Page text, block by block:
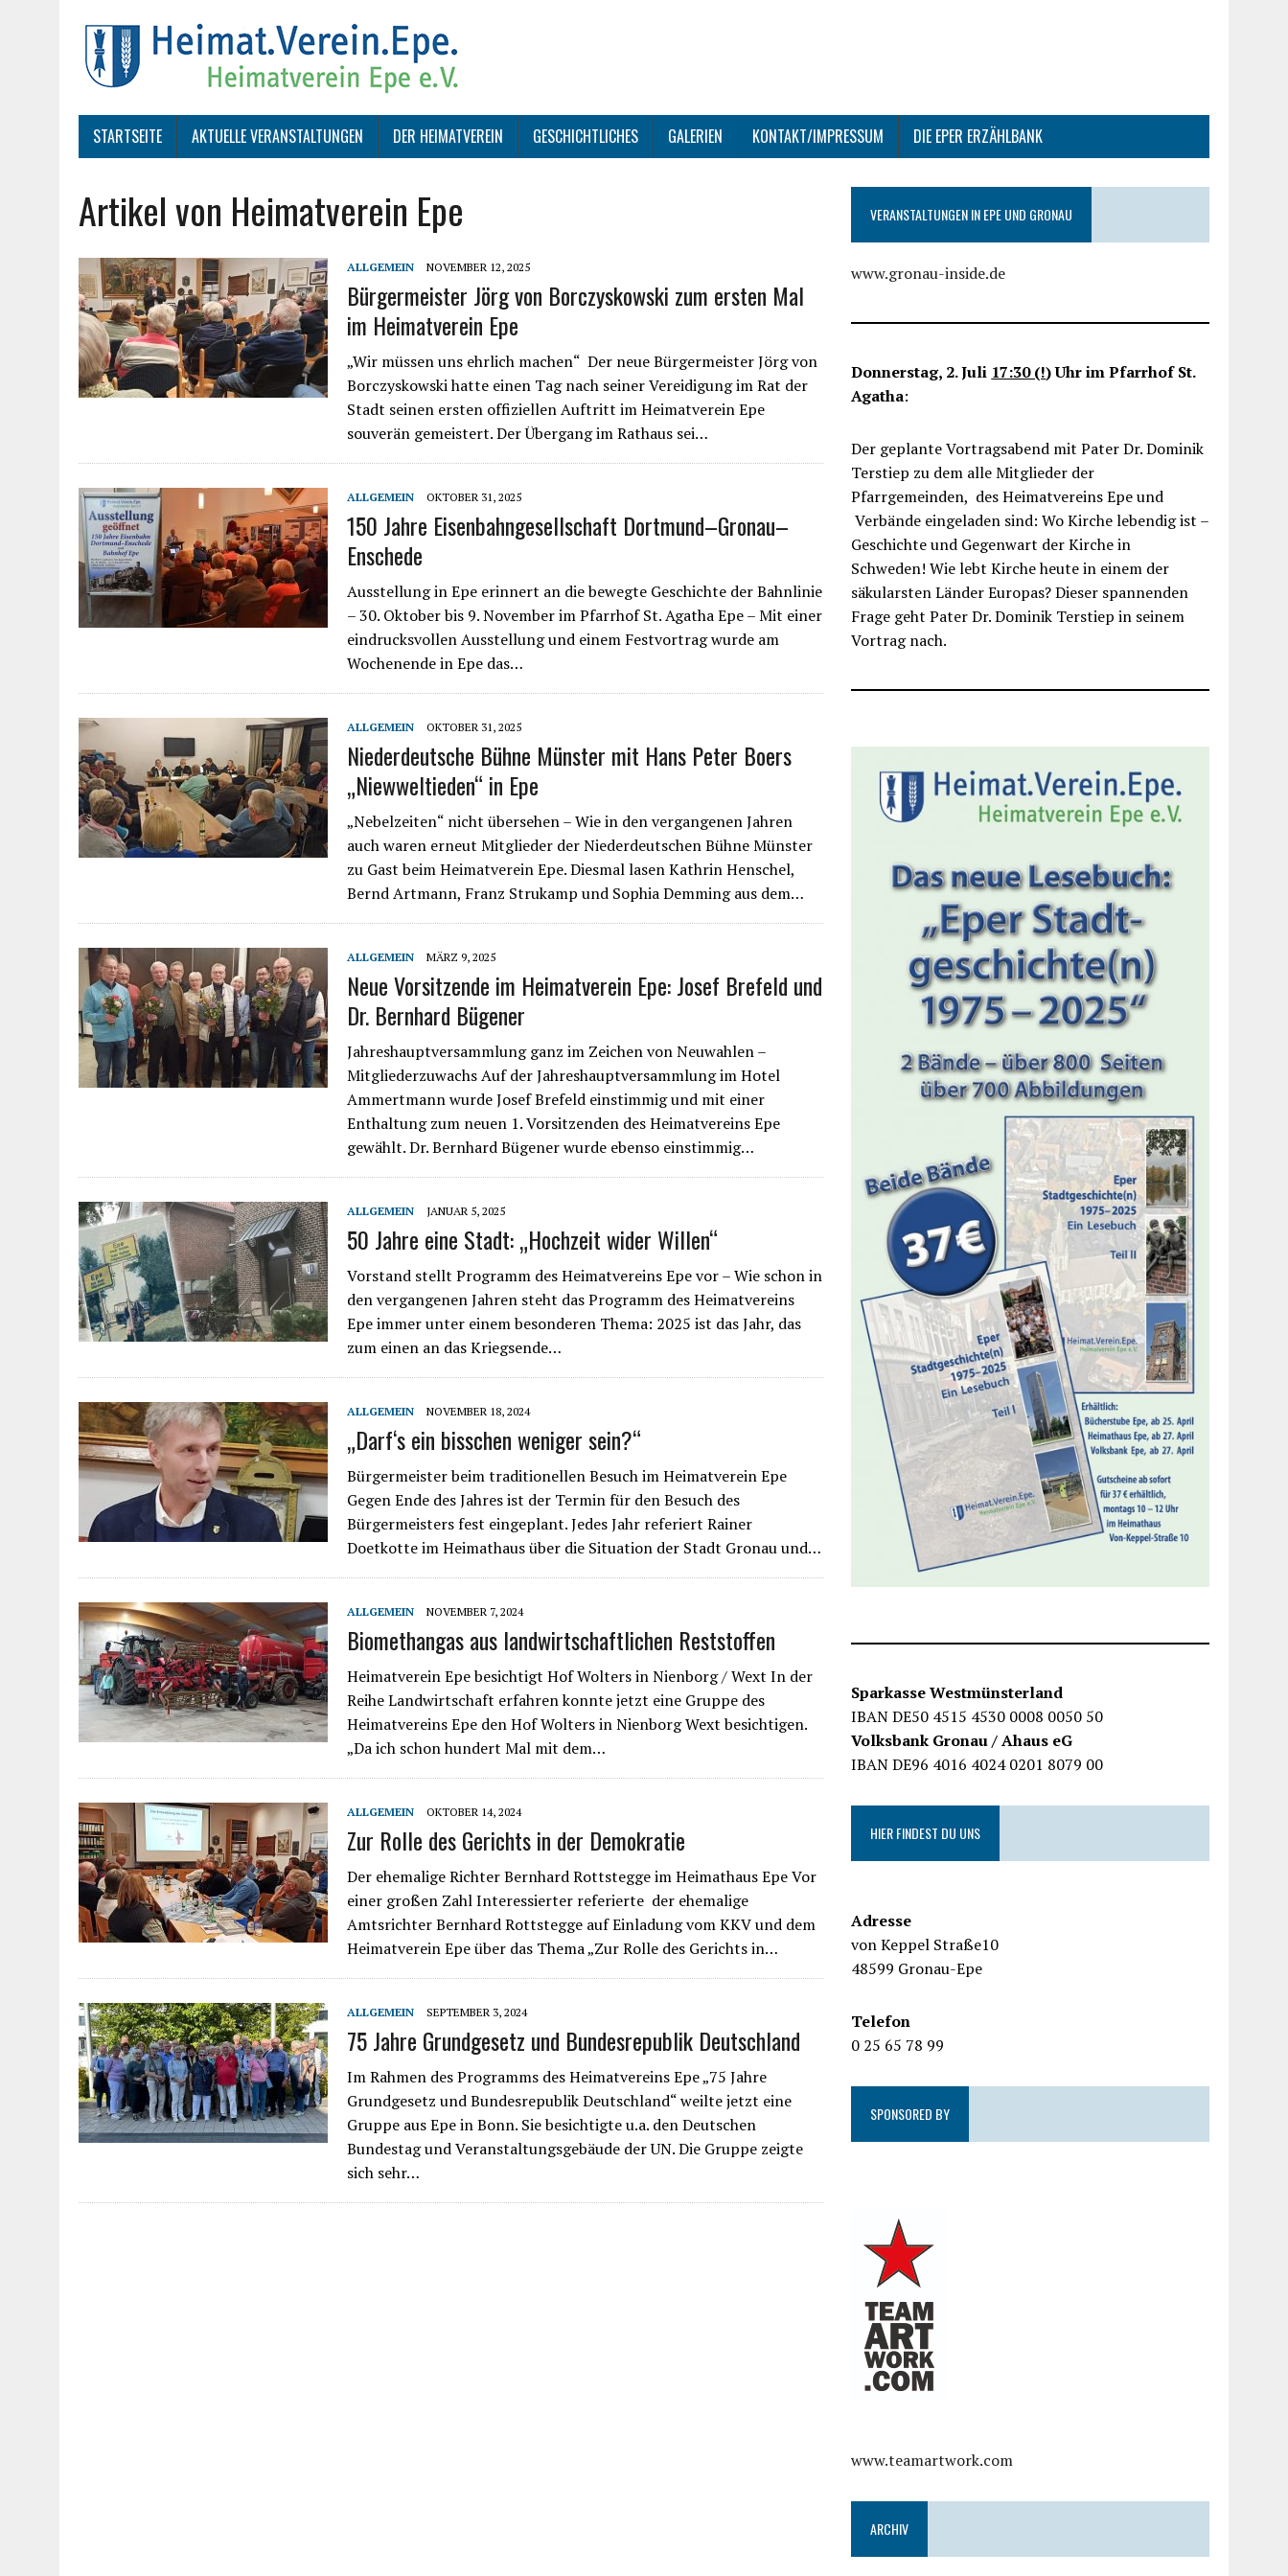
STARTSEITE AKTUELLE VERANSTALTUNGEN DER HEIMATVEREIN GESCHICHTLICHES GALERIEN KONTAKT/IMPRESSUM DIE EPER ERZÄHLBANK
Artikel von Heimatverein Epe
ALLGEMEIN NOVEMBER 12, 2025
Bürgermeister Jörg von Borczyskowski zum ersten Mal
im Heimatverein Epe
„Wir müssen uns ehrlich machen“ Der neue Bürgermeister Jörg von
Borczyskowski hatte einen Tag nach seiner Vereidigung im Rat der
Stadt seinen ersten offiziellen Auftritt im Heimatverein Epe
souverän gemeistert. Der Übergang im Rathaus sei…
ALLGEMEIN OKTOBER 31, 2025
150 Jahre Eisenbahngesellschaft Dortmund–Gronau–
Enschede
Ausstellung in Epe erinnert an die bewegte Geschichte der Bahnlinie
– 30. Oktober bis 9. November im Pfarrhof St. Agatha Epe – Mit einer
eindrucksvollen Ausstellung und einem Festvortrag wurde am
Wochenende in Epe das…
ALLGEMEIN OKTOBER 31, 2025
Niederdeutsche Bühne Münster mit Hans Peter Boers
„Niewweltieden“ in Epe
„Nebelzeiten“ nicht übersehen – Wie in den vergangenen Jahren
auch waren erneut Mitglieder der Niederdeutschen Bühne Münster
zu Gast beim Heimatverein Epe. Diesmal lasen Kathrin Henschel,
Bernd Artmann, Franz Strukamp und Sophia Demming aus dem…
ALLGEMEIN MÄRZ 9, 2025
Neue Vorsitzende im Heimatverein Epe: Josef Brefeld und
Dr. Bernhard Bügener
Jahreshauptversammlung ganz im Zeichen von Neuwahlen –
Mitgliederzuwachs Auf der Jahreshauptversammlung im Hotel
Ammertmann wurde Josef Brefeld einstimmig und mit einer
Enthaltung zum neuen 1. Vorsitzenden des Heimatvereins Epe
gewählt. Dr. Bernhard Bügener wurde ebenso einstimmig…
ALLGEMEIN JANUAR 5, 2025
50 Jahre eine Stadt: „Hochzeit wider Willen“
Vorstand stellt Programm des Heimatvereins Epe vor – Wie schon in
den vergangenen Jahren steht das Programm des Heimatvereins
Epe immer unter einem besonderen Thema: 2025 ist das Jahr, das
zum einen an das Kriegsende…
ALLGEMEIN NOVEMBER 18, 2024
„Darf‘s ein bisschen weniger sein?“
Bürgermeister beim traditionellen Besuch im Heimatverein Epe
Gegen Ende des Jahres ist der Termin für den Besuch des
Bürgermeisters fest eingeplant. Jedes Jahr referiert Rainer
Doetkotte im Heimathaus über die Situation der Stadt Gronau und…
ALLGEMEIN NOVEMBER 7, 2024
Biomethangas aus landwirtschaftlichen Reststoffen
Heimatverein Epe besichtigt Hof Wolters in Nienborg / Wext In der
Reihe Landwirtschaft erfahren konnte jetzt eine Gruppe des
Heimatvereins Epe den Hof Wolters in Nienborg Wext besichtigen.
„Da ich schon hundert Mal mit dem…
ALLGEMEIN OKTOBER 14, 2024
Zur Rolle des Gerichts in der Demokratie
Der ehemalige Richter Bernhard Rottstegge im Heimathaus Epe Vor
einer großen Zahl Interessierter referierte der ehemalige
Amtsrichter Bernhard Rottstegge auf Einladung vom KKV und dem
Heimatverein Epe über das Thema „Zur Rolle des Gerichts in…
ALLGEMEIN SEPTEMBER 3, 2024
75 Jahre Grundgesetz und Bundesrepublik Deutschland
Im Rahmen des Programms des Heimatvereins Epe „75 Jahre
Grundgesetz und Bundesrepublik Deutschland“ weilte jetzt eine
Gruppe aus Epe in Bonn. Sie besichtigte u.a. den Deutschen
Bundestag und Veranstaltungsgebäude der UN. Die Gruppe zeigte
sich sehr…
VERANSTALTUNGEN IN EPE UND GRONAU
www.gronau-inside.de
Donnerstag, 2. Juli 17:30 (!) Uhr im Pfarrhof St.
Agatha:
Der geplante Vortragsabend mit Pater Dr. Dominik
Terstiep zu dem alle Mitglieder der
Pfarrgemeinden, des Heimatvereins Epe und
Verbände eingeladen sind: Wo Kirche lebendig ist –
Geschichte und Gegenwart der Kirche in
Schweden! Wie lebt Kirche heute in einem der
säkularsten Länder Europas? Dieser spannenden
Frage geht Pater Dr. Dominik Terstiep in seinem
Vortrag nach.
Sparkasse Westmünsterland
IBAN DE50 4515 4530 0008 0050 50
Volksbank Gronau / Ahaus eG
IBAN DE96 4016 4024 0201 8079 00
HIER FINDEST DU UNS
Adresse
von Keppel Straße10
48599 Gronau-Epe
Telefon
0 25 65 78 99
SPONSORED BY
www.teamartwork.com
ARCHIV